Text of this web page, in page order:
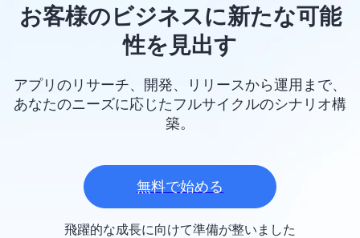
お客様のビジネスに新たな可能
性を見出す
アプリのリサーチ、開発、リリースから運用まで、
あなたのニーズに応じたフルサイクルのシナリオ構
築。
無料で始める
飛躍的な成長に向けて準備が整いました